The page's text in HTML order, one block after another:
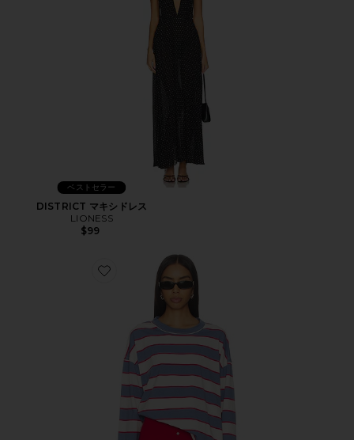
ベストセラー
DISTRICT マキシドレス
LIONESS
$99
Favorite HORIZON LONG SLEEVE トップ